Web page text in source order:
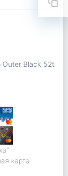
Outer Black 52t
карта